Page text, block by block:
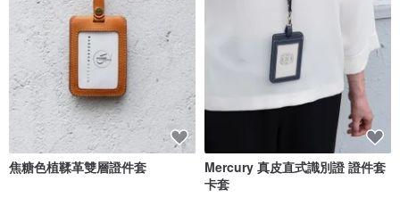
焦糖色植鞣革雙層證件套
Mercury 真皮直式識別證 證件套
卡套